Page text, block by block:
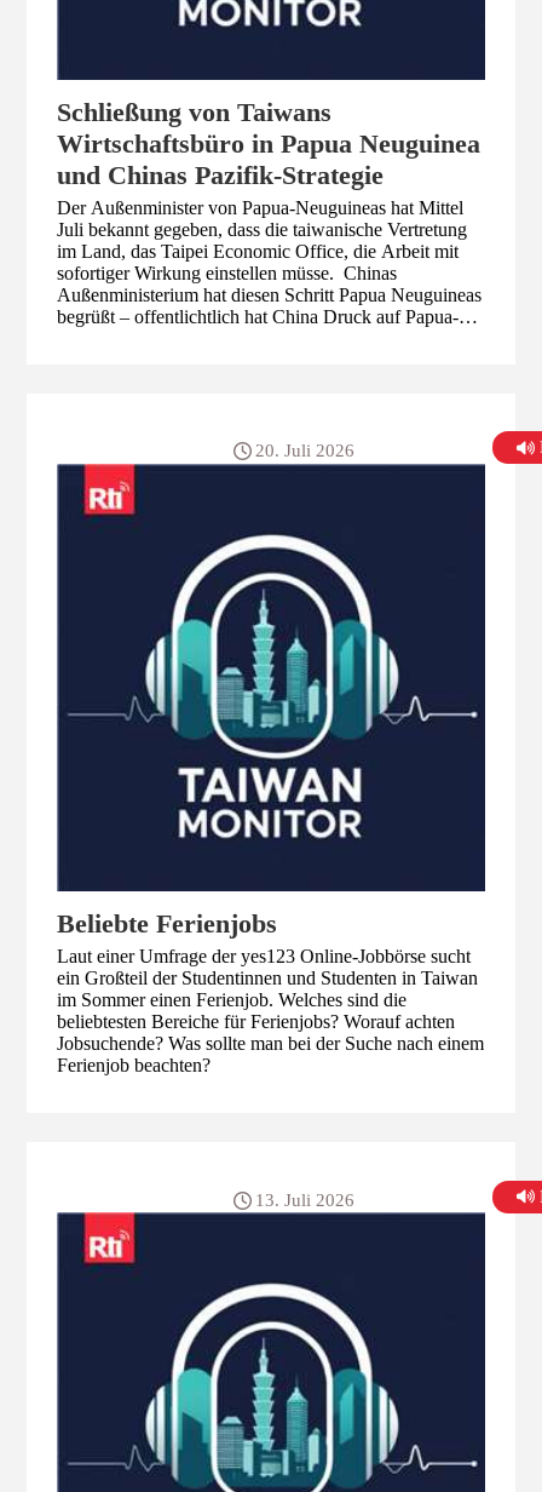
Schließung von Taiwans
Wirtschaftsbüro in Papua Neuguinea
und Chinas Pazifik-Strategie
Der Außenminister von Papua-Neuguineas hat Mittel
Juli bekannt gegeben, dass die taiwanische Vertretung
im Land, das Taipei Economic Office, die Arbeit mit
sofortiger Wirkung einstellen müsse. Chinas
Außenministerium hat diesen Schritt Papua Neuguineas
begrüßt – offentlichtlich hat China Druck auf Papua-
jüngste Entwicklung einzuordnen und wie kann man
dies aus einer weiteren strategischen Perspektive
betrachten? Radio Taiwan International sprach über
diese Entwicklung mit Yang I-Kwei, Forscher am
Forschungsinstitut für Landesverteidigung und
Beliebte Ferienjobs
Laut einer Umfrage der yes123 Online-Jobbörse sucht
ein Großteil der Studentinnen und Studenten in Taiwan
im Sommer einen Ferienjob. Welches sind die
beliebtesten Bereiche für Ferienjobs? Worauf achten
Jobsuchende? Was sollte man bei der Suche nach einem
Ferienjob beachten?
20. Juli 2026
13. Juli 2026